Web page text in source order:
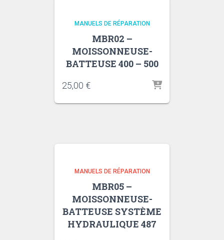
MANUELS DE RÉPARATION
MBR02 –
MOISSONNEUSE-
BATTEUSE 400 – 500
25,00 €
MANUELS DE RÉPARATION
MBR05 –
MOISSONNEUSE-
BATTEUSE SYSTÈME
HYDRAULIQUE 487